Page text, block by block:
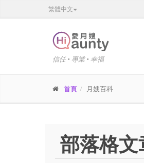
繁體中文
信任 • 專業 • 幸福
首頁 月嫂百科
部落格